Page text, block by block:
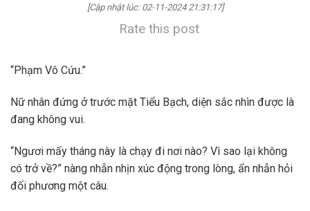
[Cập nhật lúc: 02-11-2024 21:31:17]
Rate this post
“Phạm Vô Cứu.”
Nữ nhân đứng ở trước mặt Tiểu Bạch, diện sắc nhìn được là
đang không vui.
“Ngươi mấy tháng này là chạy đi nơi nào? Vì sao lại không
có trở về?” nàng nhẫn nhịn xúc động trong lòng, ẩn nhẫn hỏi
đối phương một câu.